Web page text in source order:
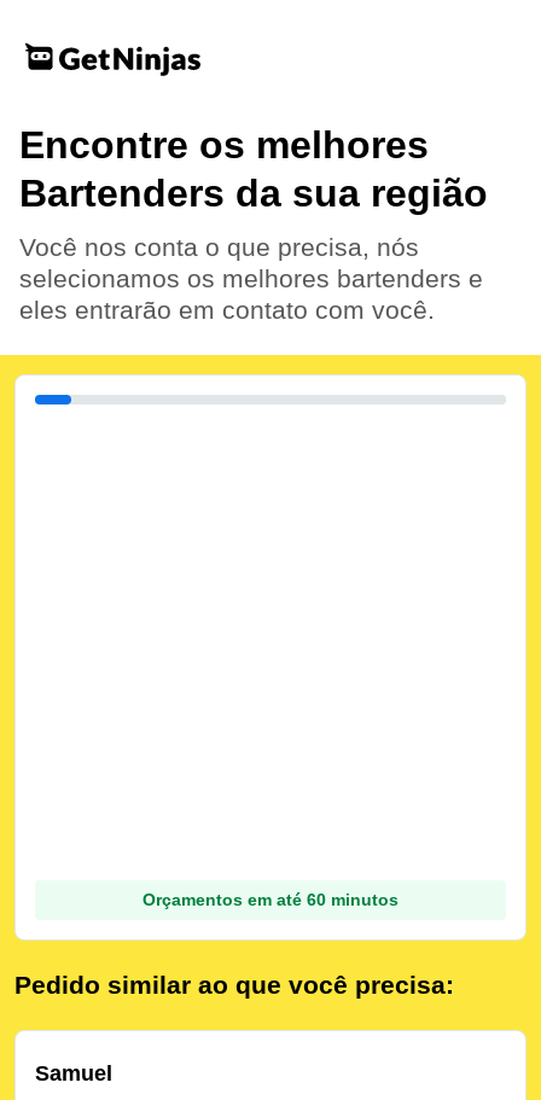
Encontre os melhores
Bartenders da sua região
Você nos conta o que precisa, nós
selecionamos os melhores bartenders e
eles entrarão em contato com você.
Orçamentos em até 60 minutos
Pedido similar ao que você precisa:
Samuel